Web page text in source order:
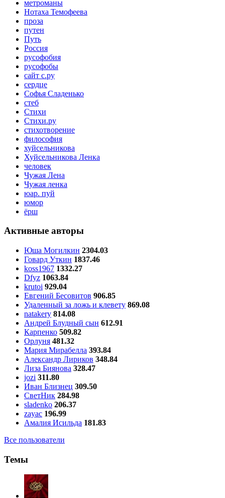
метроманы
Нотаха Темофеева
проза
путен
Путь
Россия
русофобия
русофобы
сайт с.ру
сердце
Софья Сладенько
стеб
Стихи
Стихи.ру
стихотворение
философия
хуйсельникова
Хуйсельникова Ленка
человек
Чужая Лена
Чужая ленка
юар. пуй
юмор
ёрш
Активные авторы
Юша Могилкин 2304.03
Говард Уткин 1837.46
koss1967 1332.27
Dfyz 1063.84
krutoi 929.04
Евгений Бесовитов 906.85
Удаленный за ложь и клевету 869.08
natakery 814.08
Андрей Блудный сын 612.91
Карпенко 509.82
Орлуня 481.32
Мария Мирабелла 393.84
Александр Лириков 348.84
Лиза Биянова 328.47
jozi 311.80
Иван Близнец 309.50
СветНик 284.98
sladenko 206.37
zayac 196.99
Амалия Исильда 181.83
Все пользователи
Темы